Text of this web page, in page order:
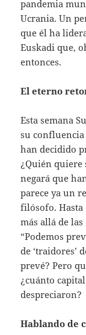
pandemia
Ucrania. Un
que él ha
Euskadi que,
entonces.
El eterno
Esta semana
su confluencia
han decidido
¿Quién quiere
negará que
parece ya un
filósofo. Hasta
más allá de las
“Podemos
de ‘traidores’
prevé? Pero
¿cuánto
despreciaron?
Hablando de